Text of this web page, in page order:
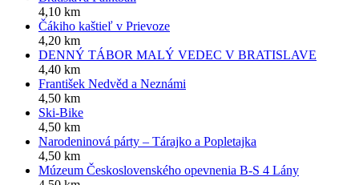
4,10 km
Čákiho kaštieľ v Prievoze
4,20 km
DENNÝ TÁBOR MALÝ VEDEC V BRATISLAVE
4,40 km
František Nedvěd a Neznámi
4,50 km
Ski-Bike
4,50 km
Narodeninová párty – Tárajko a Popletajka
4,50 km
Múzeum Československého opevnenia B-S 4 Lány